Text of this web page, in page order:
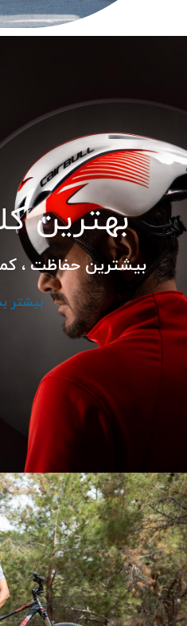
بهترین
بیشترین حفاظت ،
بیشتر